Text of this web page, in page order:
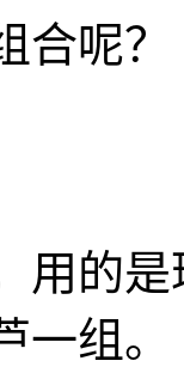
合呢？
用的
一组。